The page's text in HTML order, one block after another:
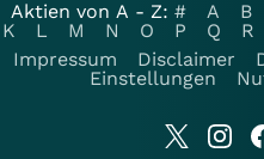
Aktien von A - Z: # A B
K
L M N O P Q R
Impressum
Disclaimer
Einstellungen